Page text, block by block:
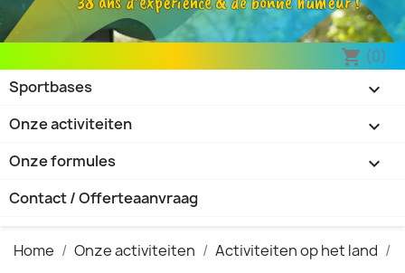
shopping_cart (0)

Sportbases

Onze activiteiten

Onze formules
Contact / Offerteaanvraag
Home Onze activiteiten Activiteiten op het land